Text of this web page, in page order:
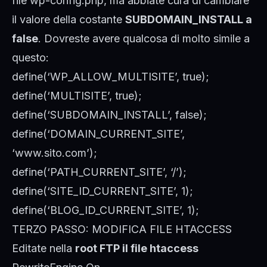
il valore della costante SUBDOMAIN_INSTALL a
false. Dovreste avere qualcosa di molto simile a
questo:
define(‘WP_ALLOW_MULTISITE’, true);
define(‘MULTISITE’, true);
define(‘SUBDOMAIN_INSTALL’, false);
define(‘DOMAIN_CURRENT_SITE’,
‘www.sito.com’);
define(‘PATH_CURRENT_SITE’, ‘/’);
define(‘SITE_ID_CURRENT_SITE’, 1);
define(‘BLOG_ID_CURRENT_SITE’, 1);
TERZO PASSO: MODIFICA FILE HTACCESS
Editate nella root FTP il file htaccess